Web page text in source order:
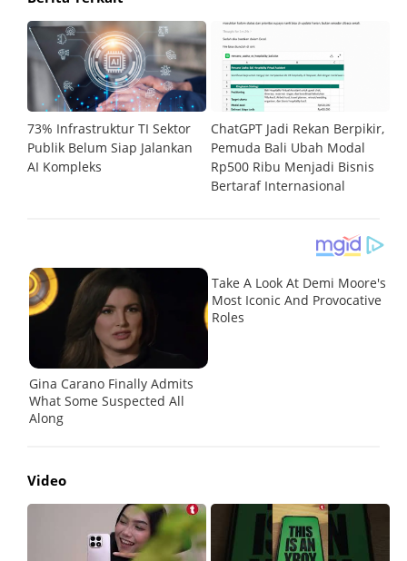
73% Infrastruktur TI Sektor
Publik Belum Siap Jalankan
AI Kompleks
ChatGPT Jadi Rekan Berpikir,
Pemuda Bali Ubah Modal
Rp500 Ribu Menjadi Bisnis
Bertaraf Internasional
Video